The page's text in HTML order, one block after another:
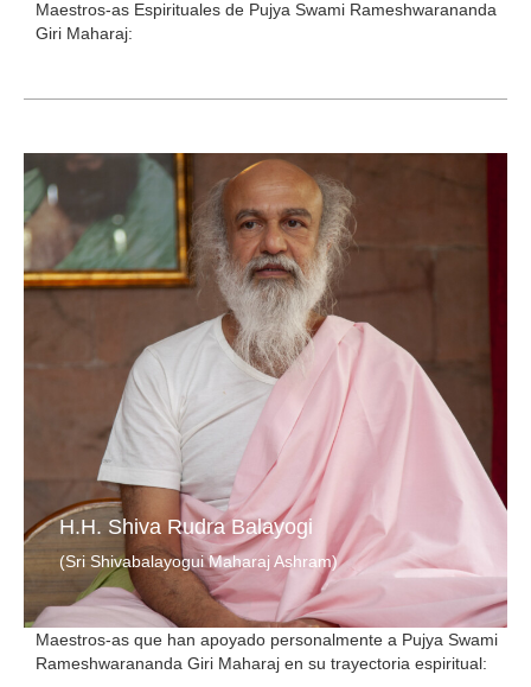
Maestros-as Espirituales de Pujya Swami Rameshwarananda
Giri Maharaj:
(Presidente Sadhana Kendra)
(AMMA)
H.H. Shiva Rudra Balayogi
(Sri Shivabalayogui Maharaj Ashram)
(Sumo Sacerdote del Gurudwara Mahant Kirpal Das)
(Presidente de la Divine Life Society)
(Lakshman Jula Ashram)
(Presidente Sadhana Kendra)
(AMMA)
Maestros-as que han apoyado personalmente a Pujya Swami
Rameshwarananda Giri Maharaj en su trayectoria espiritual: